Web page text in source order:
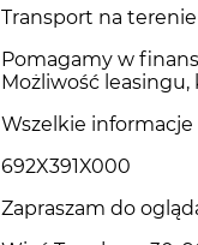
Transport na
Pomagamy w
Możliwość
Wszelkie
692X391X000
Zapraszam do